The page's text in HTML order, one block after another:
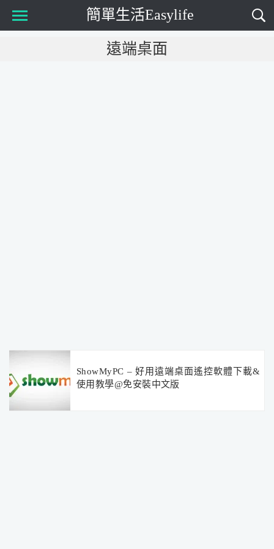
簡單生活Easylife
遠端桌面
ShowMyPC – 好用遠端桌面遙控軟體下載&
使用教學@免安裝中文版